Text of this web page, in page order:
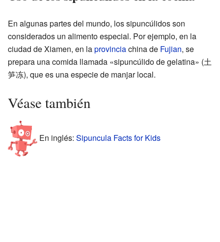
En algunas partes del mundo, los sipuncúlidos son
considerados un alimento especial. Por ejemplo, en la
ciudad de Xiamen, en laprovinciachina de Fujian, se
prepara una comida llamada «sipuncúlido de gelatina» (土
笋冻), que es una especie de manjar local.
Véase también
En inglés: Sipuncula Facts for Kids